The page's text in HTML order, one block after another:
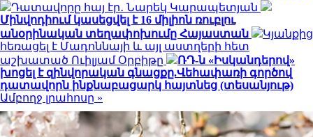
Դատավորը հայ էր․ Նարեկ Կարապետյան
Մինվոդիում կասեցվել է 16 միլիոն ռուբլու
անօրինական տեղափոխումը Հայաստան
Կյանքից
հեռացել է Մադոննայի և այլ աստղերի հետ
աշխատած Ուիլյամ Օրբիթը
ՌԴ-ն «Իսկանդերով»
խոցել է զինվորական գնացքը.Վեհափառի գործով
դատավորն ինքնաբացարկ հայտնեց (տեսանյութ)
Ամբողջ լրահոսը »